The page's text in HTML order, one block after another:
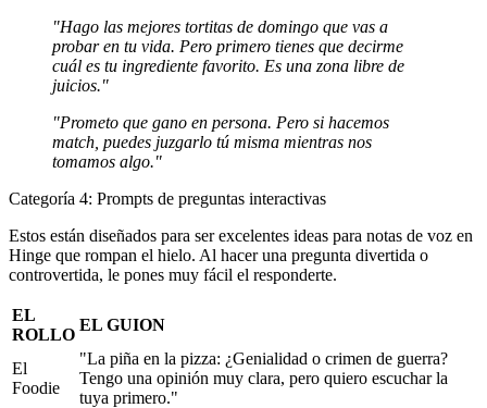
"Hago las mejores tortitas de domingo que vas a
probar en tu vida. Pero primero tienes que decirme
cuál es tu ingrediente favorito. Es una zona libre de
juicios."
"Prometo que gano en persona. Pero si hacemos
match, puedes juzgarlo tú misma mientras nos
tomamos algo."
Categoría 4: Prompts de preguntas interactivas
Estos están diseñados para ser excelentes ideas para notas de voz en
Hinge que rompan el hielo. Al hacer una pregunta divertida o
controvertida, le pones muy fácil el responderte.
EL
ROLLO
EL GUION
El
Foodie
"La piña en la pizza: ¿Genialidad o crimen de guerra?
Tengo una opinión muy clara, pero quiero escuchar la
tuya primero."